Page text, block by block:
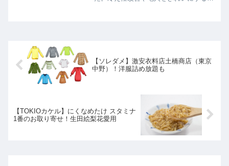
【ソレダメ】激安衣料店土橋商店（東京
中野）！洋服詰め放題も
【TOKIOカケル】にくなめたけ スタミナ
1番のお取り寄せ！生田絵梨花愛用